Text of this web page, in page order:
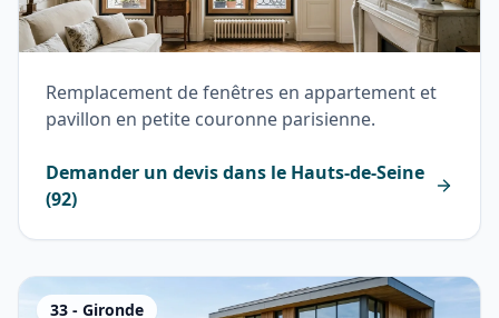
Remplacement de fenêtres en appartement et
pavillon en petite couronne parisienne.
Demander un devis dans le Hauts-de-Seine
(92)
33 - Gironde